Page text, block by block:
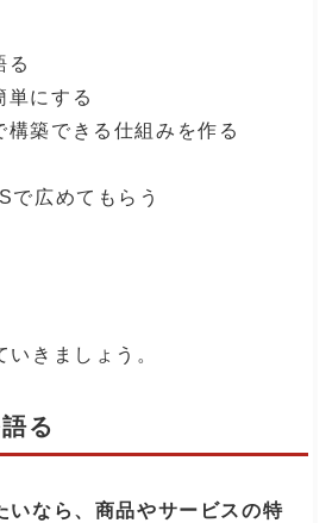
る
単にする
構築できる仕組みを作る
で広めてもらう
きましょう。
る
いなら、商品やサービスの特